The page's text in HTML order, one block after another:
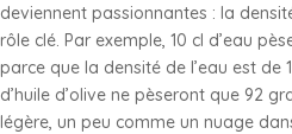
deviennent passionnantes : la
rôle clé. Par exemple, 10 cl d’eau
parce que la densité de l’eau est de
d’huile d’olive ne pèseront que 92
légère, un peu comme un nuage